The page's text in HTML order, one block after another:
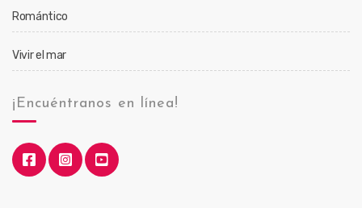
Romántico
Vivir el mar
¡Encuéntranos en línea!